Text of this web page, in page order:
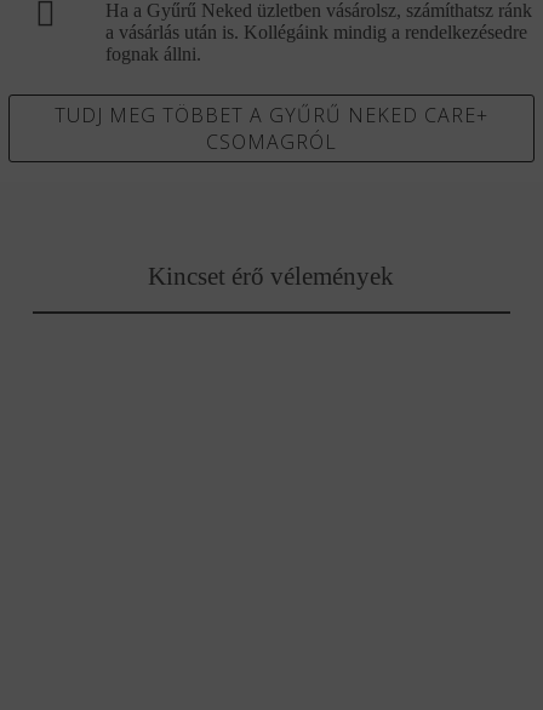
Ha a Gyűrű Neked üzletben vásárolsz, számíthatsz ránk
a vásárlás után is. Kollégáink mindig a rendelkezésedre
fognak állni.
TUDJ MEG TÖBBET A GYŰRŰ NEKED CARE+
CSOMAGRÓL
Kincset érő vélemények